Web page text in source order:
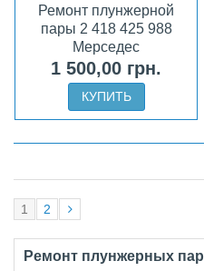
Ремонт плунжерной
пары 2 418 425 988
Мерседес
1 500,00 грн.
КУПИТЬ
1 2
Ремонт плунжерных пар